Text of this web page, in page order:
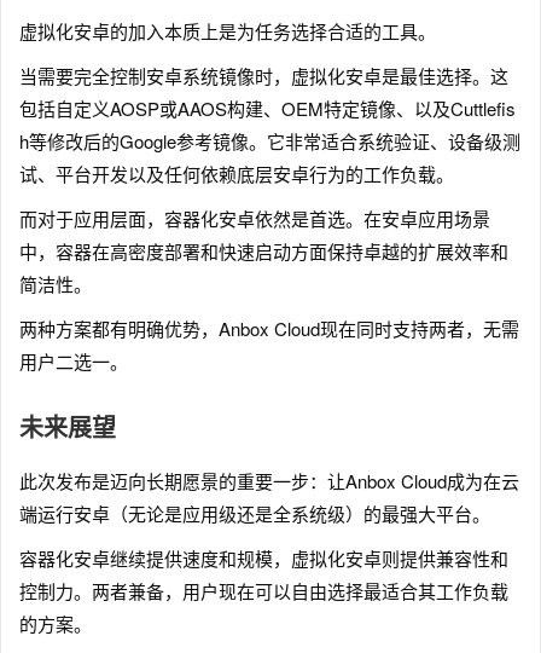
虚拟化安卓的加入本质上是为任务选择合适的工具。
当需要完全控制安卓系统镜像时，虚拟化安卓是最佳选择。这
包括自定义AOSP或AAOS构建、OEM特定镜像、以及Cuttlefis
h等修改后的Google参考镜像。它非常适合系统验证、设备级测
试、平台开发以及任何依赖底层安卓行为的工作负载。
而对于应用层面，容器化安卓依然是首选。在安卓应用场景
中，容器在高密度部署和快速启动方面保持卓越的扩展效率和
简洁性。
两种方案都有明确优势，Anbox Cloud现在同时支持两者，无需
用户二选一。
未来展望
此次发布是迈向长期愿景的重要一步：让Anbox Cloud成为在云
端运行安卓（无论是应用级还是全系统级）的最强大平台。
容器化安卓继续提供速度和规模，虚拟化安卓则提供兼容性和
控制力。两者兼备，用户现在可以自由选择最适合其工作负载
的方案。